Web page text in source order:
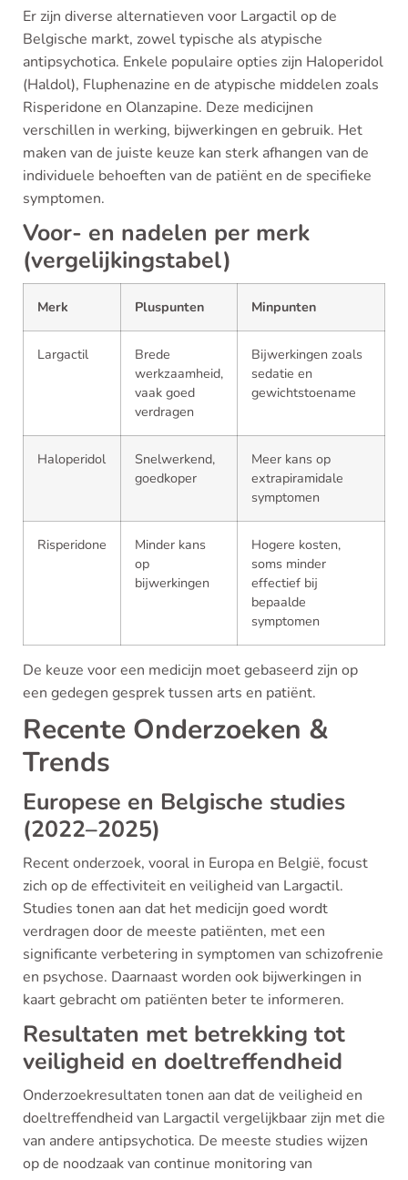
Er zijn diverse alternatieven voor Largactil op de
Belgische markt, zowel typische als atypische
antipsychotica. Enkele populaire opties zijn Haloperidol
(Haldol), Fluphenazine en de atypische middelen zoals
Risperidone en Olanzapine. Deze medicijnen
verschillen in werking, bijwerkingen en gebruik. Het
maken van de juiste keuze kan sterk afhangen van de
individuele behoeften van de patiënt en de specifieke
symptomen.
Voor- en nadelen per merk
(vergelijkingstabel)
Merk Pluspunten Minpunten
Largactil
Brede
werkzaamheid,
vaak goed
verdragen
Bijwerkingen zoals
sedatie en
gewichtstoename
Haloperidol
Snelwerkend,
goedkoper
Meer kans op
extrapiramidale
symptomen
Risperidone
Minder kans
op
bijwerkingen
Hogere kosten,
soms minder
effectief bij
bepaalde
symptomen
De keuze voor een medicijn moet gebaseerd zijn op
een gedegen gesprek tussen arts en patiënt.
Recente Onderzoeken &
Trends
Europese en Belgische studies
(2022–2025)
Recent onderzoek, vooral in Europa en België, focust
zich op de effectiviteit en veiligheid van Largactil.
Studies tonen aan dat het medicijn goed wordt
verdragen door de meeste patiënten, met een
significante verbetering in symptomen van schizofrenie
en psychose. Daarnaast worden ook bijwerkingen in
kaart gebracht om patiënten beter te informeren.
Resultaten met betrekking tot
veiligheid en doeltreffendheid
Onderzoekresultaten tonen aan dat de veiligheid en
doeltreffendheid van Largactil vergelijkbaar zijn met die
van andere antipsychotica. De meeste studies wijzen
op de noodzaak van continue monitoring van